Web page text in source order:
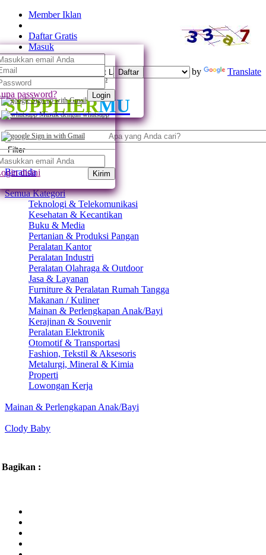
Member Iklan
Daftar Gratis
Daftar
Daftar dengan whatsapp
Sign up with Gmail
Masuk
password? Login
Masuk dengan whatsapp
Sign in with Gmail
disini Kirim
Powered by Translate
SUPPLIERMU
Filter
Beranda
Semua Kategori
Teknologi & Telekomunikasi
Kesehatan & Kecantikan
Buku & Media
Pertanian & Produksi Pangan
Peralatan Kantor
Peralatan Industri
Peralatan Olahraga & Outdoor
Jasa & Layanan
Furniture & Peralatan Rumah Tangga
Makanan / Kuliner
Mainan & Perlengkapan Anak/Bayi
Kerajinan & Souvenir
Peralatan Elektronik
Otomotif & Transportasi
Fashion, Tekstil & Aksesoris
Metalurgi, Mineral & Kimia
Properti
Lowongan Kerja
Mainan & Perlengkapan Anak/Bayi
Clody Baby
Bagikan :